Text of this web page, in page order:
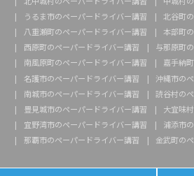
うるま市のペーパードライバー講習
北谷町
八重瀬町のペーパードライバー講習
本部町
西原町のペーパードライバー講習
与那原町
南風原町のペーパードライバー講習
嘉手納
名護市のペーパードライバー講習
沖縄市の
南城市のペーパードライバー講習
読谷村の
豊見城市のペーパードライバー講習
大宜味
宜野湾市のペーパードライバー講習
浦添市
那覇市のペーパードライバー講習
金武町の